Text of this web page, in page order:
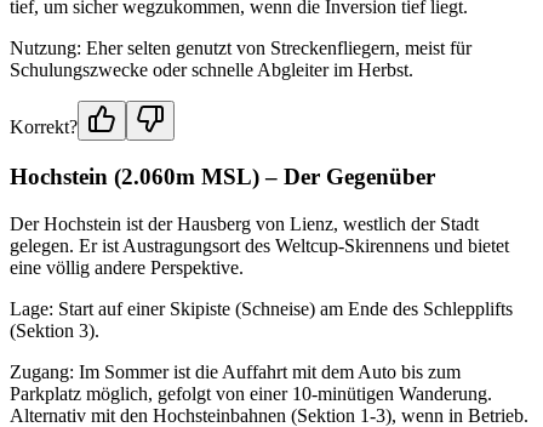
tief, um sicher wegzukommen, wenn die Inversion tief liegt.
Nutzung: Eher selten genutzt von Streckenfliegern, meist für
Schulungszwecke oder schnelle Abgleiter im Herbst.
Korrekt?
Hochstein (2.060m MSL) – Der Gegenüber
Der Hochstein ist der Hausberg von Lienz, westlich der Stadt
gelegen. Er ist Austragungsort des Weltcup-Skirennens und bietet
eine völlig andere Perspektive.
Lage: Start auf einer Skipiste (Schneise) am Ende des Schlepplifts
(Sektion 3).
Zugang: Im Sommer ist die Auffahrt mit dem Auto bis zum
Parkplatz möglich, gefolgt von einer 10-minütigen Wanderung.
Alternativ mit den Hochsteinbahnen (Sektion 1-3), wenn in Betrieb.